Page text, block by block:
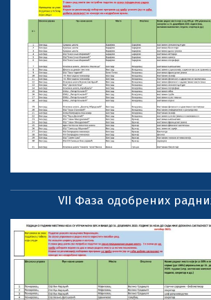
VII Фаза одобрених